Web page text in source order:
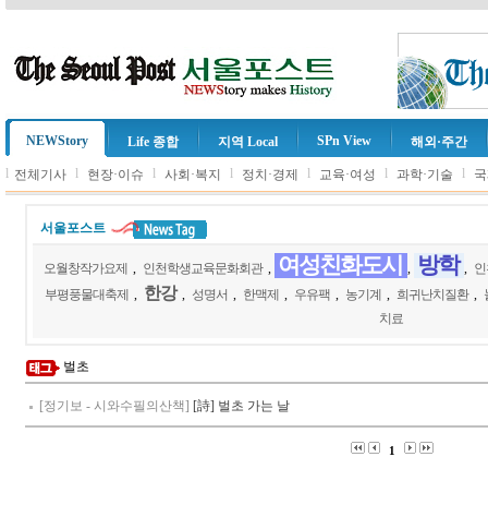
NEWStory Life 종합 지역 Local SPn View 해외·주간
l 전체기사 l 현장·이슈 l 사회·복지 l 정치·경제 l 교육·여성 l 과학·기술 l
서울포스트
오월창작가요제 인천학생교육문화회관 여성친화도시 방학
부평풍물대축제
한강 성명서 한맥제 우유팩 농기계 희귀난치질환
치료
벌초
[정기보 - 시와수필의산책] [詩] 벌초 가는 날
1